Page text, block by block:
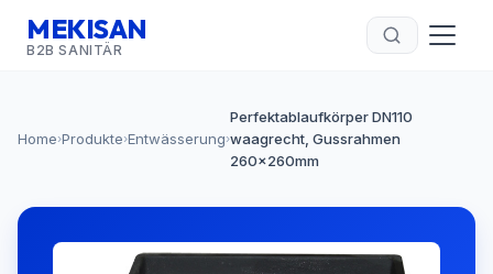
MEKISAN
B2B SANITÄR
Home›Produkte›Entwässerung›
Perfektablaufkörper DN110
waagrecht, Gussrahmen
260x260mm